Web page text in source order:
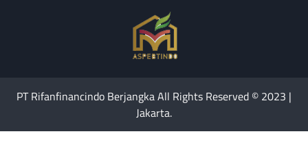
PT Rifanfinancindo Berjangka All Rights Reserved © 2023 |
Jakarta.